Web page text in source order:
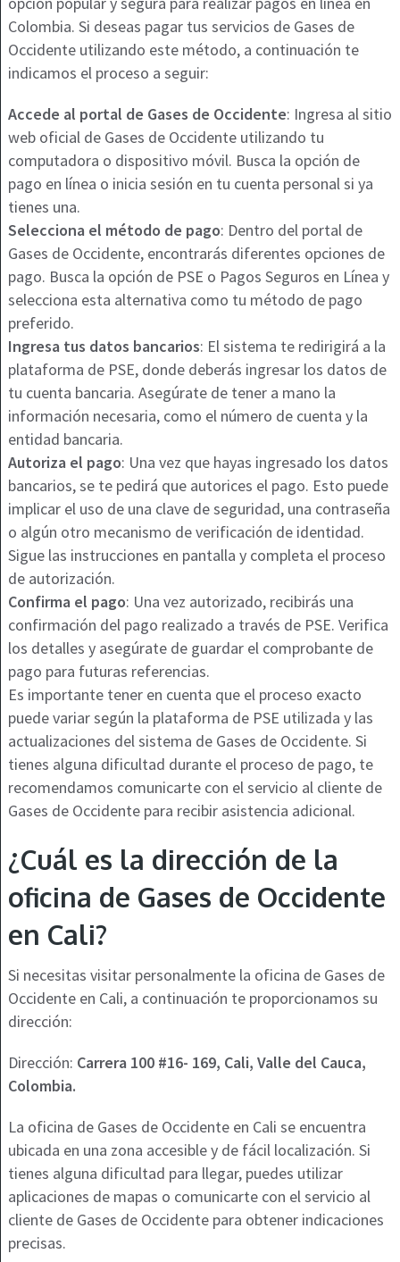
Colombia. Si deseas pagar tus servicios de Gases de
Occidente utilizando este método, a continuación te
indicamos el proceso a seguir:
Accede al portal de Gases de Occidente: Ingresa al sitio
web oficial de Gases de Occidente utilizando tu
computadora o dispositivo móvil. Busca la opción de
pago en línea o inicia sesión en tu cuenta personal si ya
tienes una.
Selecciona el método de pago: Dentro del portal de
Gases de Occidente, encontrarás diferentes opciones de
pago. Busca la opción de PSE o Pagos Seguros en Línea y
selecciona esta alternativa como tu método de pago
preferido.
Ingresa tus datos bancarios: El sistema te redirigirá a la
plataforma de PSE, donde deberás ingresar los datos de
tu cuenta bancaria. Asegúrate de tener a mano la
información necesaria, como el número de cuenta y la
entidad bancaria.
Autoriza el pago: Una vez que hayas ingresado los datos
bancarios, se te pedirá que autorices el pago. Esto puede
implicar el uso de una clave de seguridad, una contraseña
o algún otro mecanismo de verificación de identidad.
Sigue las instrucciones en pantalla y completa el proceso
de autorización.
Confirma el pago: Una vez autorizado, recibirás una
confirmación del pago realizado a través de PSE. Verifica
los detalles y asegúrate de guardar el comprobante de
pago para futuras referencias.
Es importante tener en cuenta que el proceso exacto
puede variar según la plataforma de PSE utilizada y las
actualizaciones del sistema de Gases de Occidente. Si
tienes alguna dificultad durante el proceso de pago, te
recomendamos comunicarte con el servicio al cliente de
Gases de Occidente para recibir asistencia adicional.
¿Cuál es la dirección de la
oficina de Gases de Occidente
en Cali?
Si necesitas visitar personalmente la oficina de Gases de
Occidente en Cali, a continuación te proporcionamos su
dirección:
Dirección: Carrera 100 #16- 169, Cali, Valle del Cauca,
Colombia.
La oficina de Gases de Occidente en Cali se encuentra
ubicada en una zona accesible y de fácil localización. Si
tienes alguna dificultad para llegar, puedes utilizar
aplicaciones de mapas o comunicarte con el servicio al
cliente de Gases de Occidente para obtener indicaciones
precisas.